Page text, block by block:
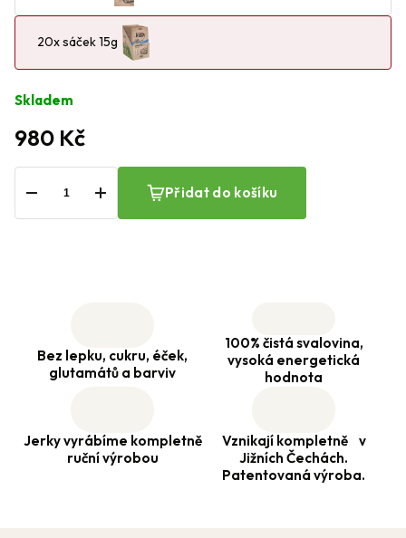
980 Kč
Skladem
+
− Přidat do košíku
20x sáček 15g
Bez lepku, cukru, éček,
glutamátů a barviv
100% čistá svalovina,
vysoká energetická
hodnota
Jerky vyrábíme kompletně
ruční výrobou
Vznikají kompletně v
Jižních Čechách.
Patentovaná výroba.